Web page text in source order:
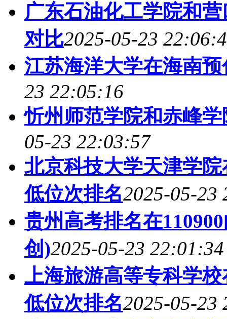
广东石油化工学院和
对比2025-05-23
江苏海洋大学在海南
23 22:05:16
忻州师范学院和赤峰
05-23 22:03:57
北京科技大学天津学
低位次排名2025-05-23
贵州高考排名在
创)2025-05-23 22:01:34
上海旅游高等专科学
低位次排名2025-05-23